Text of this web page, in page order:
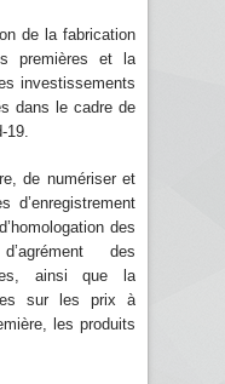
de la fabrication
premières et la
investissements
dans le cadre de
de numériser et
d’enregistrement
des
des
ainsi que la
sur les prix à
les produits